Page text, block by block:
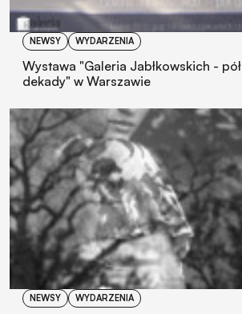
NEWSY WYDARZENIA
Wystawa "Galeria Jabłkowskich - pół
dekady" w Warszawie
NEWSY WYDARZENIA